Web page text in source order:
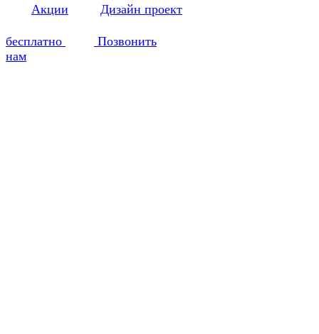
Акции Дизайн проект
бесплатно
Позвонить
нам